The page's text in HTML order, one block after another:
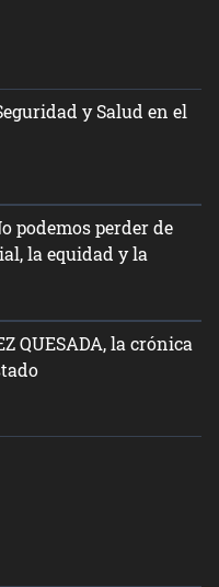
y Salud en el
podemos perder de
la equidad y la
QUESADA, la crónica